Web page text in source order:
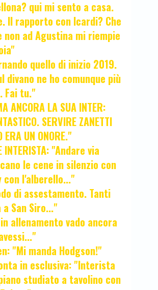
qui mi sento a casa.
Il rapporto con Icardi? Che
ad Agustina mi riempie
quello di inizio 2019.
divano ne ho comunque più
Fai tu."
ANCORA LA SUA INTER:
SERVIRE ZANETTI
ERA UN ONORE."
INTERISTA: "Andare via
le cene in silenzio con
con l'alberello..."
di assestamento. Tanti
San Siro..."
in allenamento vado ancora
"Mi manda Hodgson!"
in esclusiva: "Interista
studiato a tavolino con